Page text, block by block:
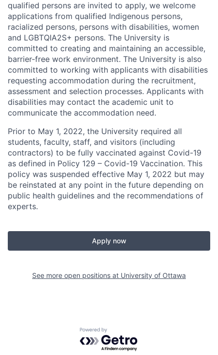
qualified persons are invited to apply, we welcome
applications from qualified Indigenous persons,
racialized persons, persons with disabilities, women
and LGBTQIA2S+ persons. The University is
committed to creating and maintaining an accessible,
barrier-free work environment. The University is also
committed to working with applicants with disabilities
requesting accommodation during the recruitment,
assessment and selection processes. Applicants with
disabilities may contact the academic unit to
communicate the accommodation need.
Prior to May 1, 2022, the University required all
students, faculty, staff, and visitors (including
contractors) to be fully vaccinated against Covid-19
as defined in Policy 129 – Covid-19 Vaccination. This
policy was suspended effective May 1, 2022 but may
be reinstated at any point in the future depending on
public health guidelines and the recommendations of
experts.
Apply now
See more open positions at University of Ottawa
Powered by Getro.com